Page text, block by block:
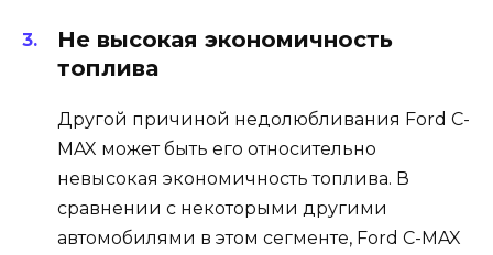
Не высокая экономичность
топлива
Другой причиной недолюбливания Ford C-
MAX может быть его относительно
невысокая экономичность топлива. В
сравнении с некоторыми другими
автомобилями в этом сегменте, Ford C-MAX